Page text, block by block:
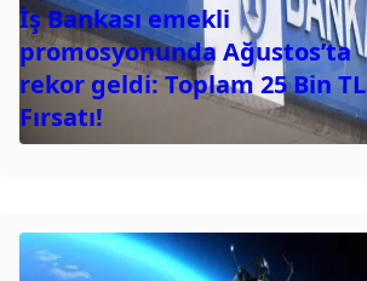
İş Bankası emekli
promosyonunda Ağustos’ta
rekor geldi: Toplam 25 Bin TL
Fırsatı!